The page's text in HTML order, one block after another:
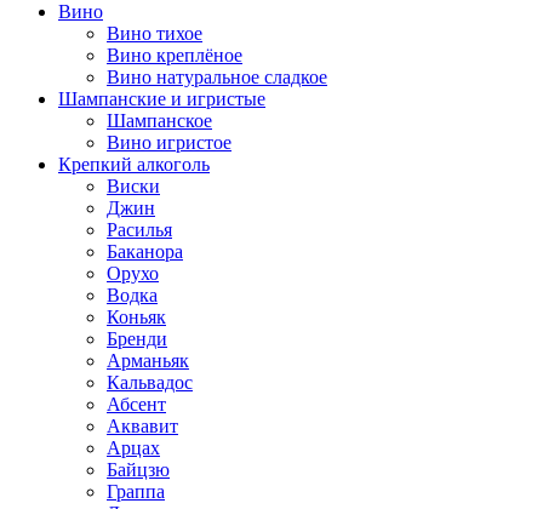
Вино
Вино тихое
Вино креплёное
Вино натуральное сладкое
Шампанские и игристые
Шампанское
Вино игристое
Крепкий алкоголь
Виски
Джин
Расилья
Баканора
Орухо
Водка
Коньяк
Бренди
Арманьяк
Кальвадос
Абсент
Аквавит
Арцах
Байцзю
Граппа